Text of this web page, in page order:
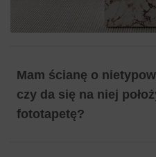
Mam ścianę o
czy da się na niej
fototapetę?